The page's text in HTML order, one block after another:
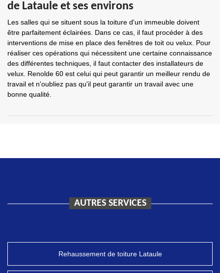
de Lataule et ses environs
Les salles qui se situent sous la toiture d'un immeuble doivent
être parfaitement éclairées. Dans ce cas, il faut procéder à des
interventions de mise en place des fenêtres de toit ou velux. Pour
réaliser ces opérations qui nécessitent une certaine connaissance
des différentes techniques, il faut contacter des installateurs de
velux. Renolde 60 est celui qui peut garantir un meilleur rendu de
travail et n'oubliez pas qu'il peut garantir un travail avec une
bonne qualité.
AUTRES SERVICES
Rehaussement de toiture Lataule